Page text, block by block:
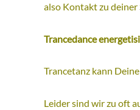
also Kontakt zu deiner
Trancedance
Trancetanz kann
Leider sind wir zu oft